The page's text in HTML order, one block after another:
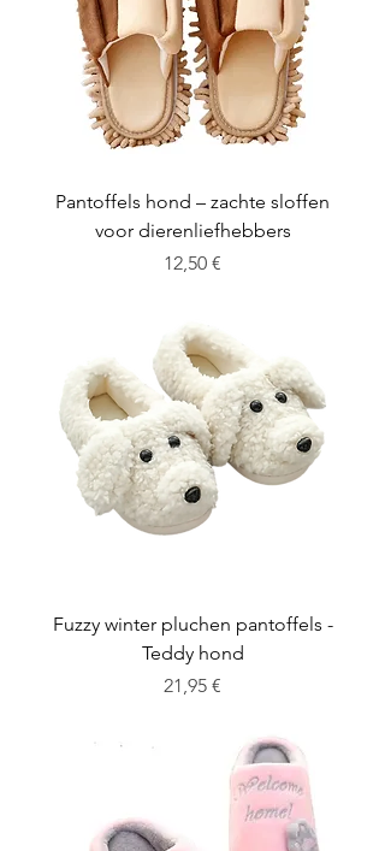
Pantoffels hond – zachte sloffen
voor dierenliefhebbers
Cena
12,50 €
Fuzzy winter pluchen pantoffels -
Teddy hond
Cena
21,95 €